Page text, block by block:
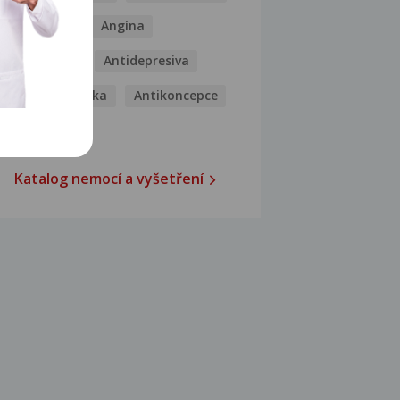
Analgetika Angína
Antidepresiva
Antihistaminika Antikoncepce
Katalog nemocí a vyšetření